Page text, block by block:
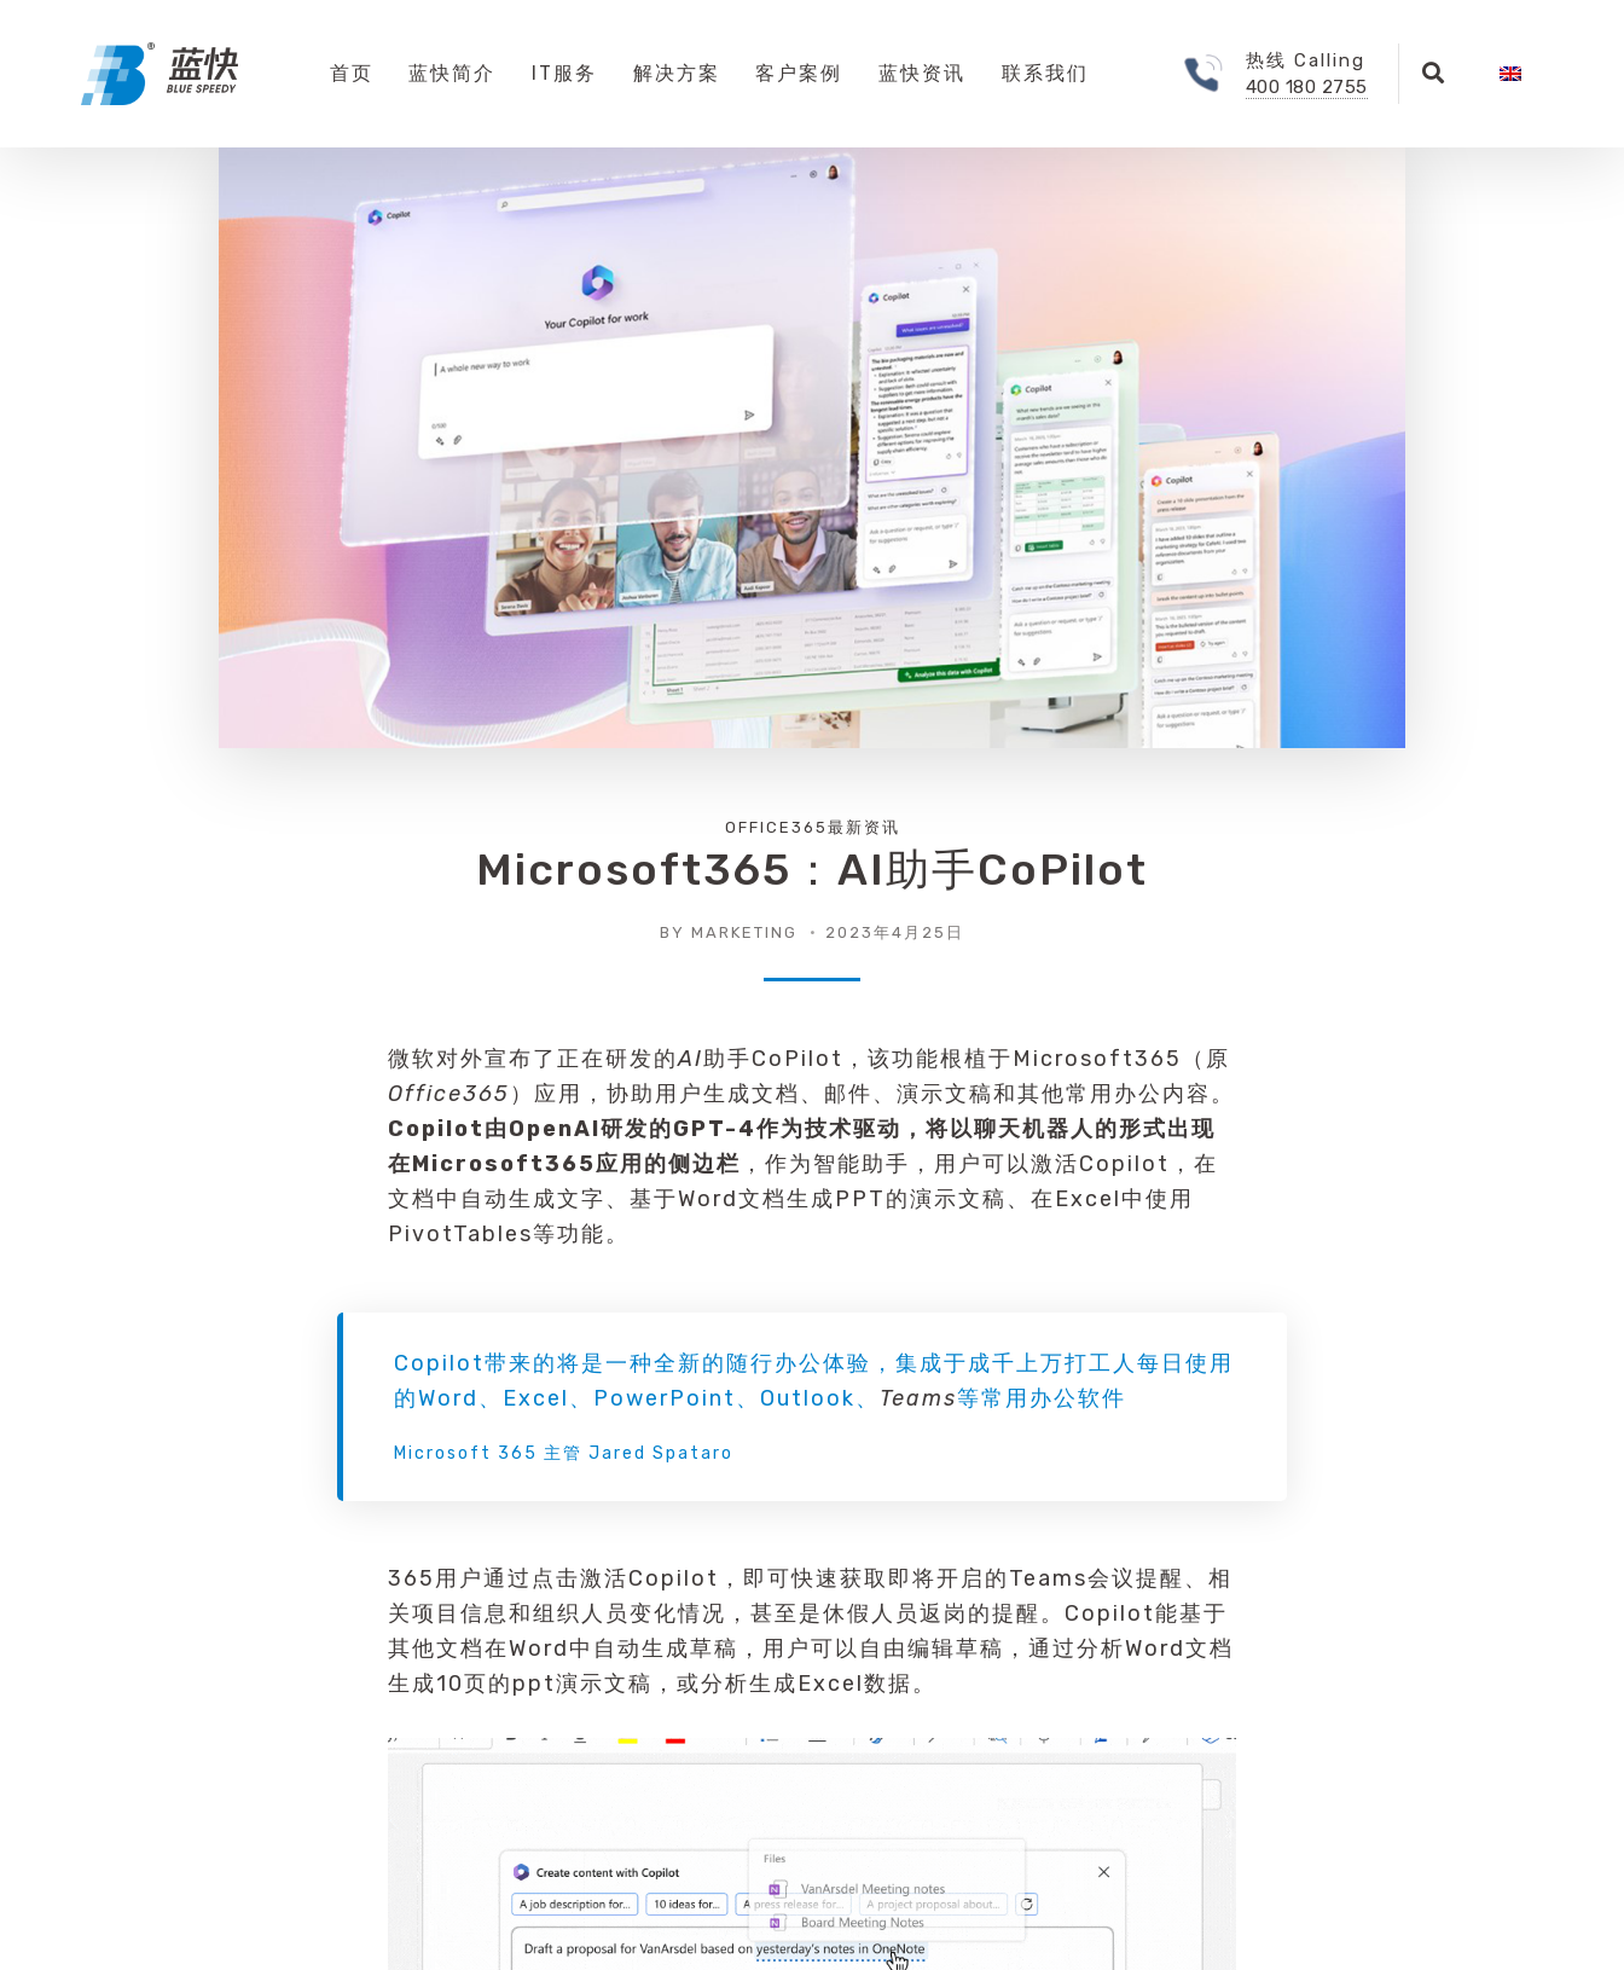
首页 蓝快简介 IT服务 解决方案 客户案例 蓝快资讯 联系我们
热线 Calling
400 180 2755
OFFICE365最新资讯
Microsoft365：AI助手CoPilot
BY MARKETING 2023年4月25日
微软对外宣布了正在研发的AI助手CoPilot，该功能根植于Microsoft365（原
Office365 ）应用，协助用户生成文档、邮件、演示文稿和其他常用办公内容。
Copilot由OpenAI研发的GPT-4作为技术驱动，将以聊天机器人的形式出现
在Microsoft365应用的侧边栏 ，作为智能助手，用户可以激活Copilot，在
文档中自动生成文字、基于Word文档生成PPT的演示文稿、在Excel中使用
PivotTables等功能。
Copilot带来的将是一种全新的随行办公体验，集成于成千上万打工人每日使用
的Word、Excel、PowerPoint、Outlook、 Teams等常用办公软件
Microsoft 365 主管 Jared Spataro
365用户通过点击激活Copilot，即可快速获取即将开启的Teams会议提醒、相
关项目信息和组织人员变化情况，甚至是休假人员返岗的提醒。Copilot能基于
其他文档在Word中自动生成草稿，用户可以自由编辑草稿，通过分析Word文档
生成10页的ppt演示文稿，或分析生成Excel数据。